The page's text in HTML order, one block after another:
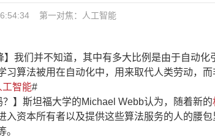
第一对焦： 人工智能
我们并不知道，其中有多大比例是由于自动化
算法被用在自动化中，用来取代人类劳动，
工智能#
】斯坦福大学的Michael Webb认为，随着新的
资本所有者以及提供这些算法服务的人的腰
。